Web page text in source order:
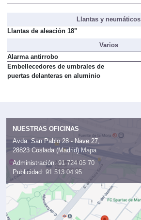
Llantas y neumáticos
Llantas de aleación 18"
Varios
Alarma antirrobo
Embellecedores de umbrales de
puertas delanteras en aluminio
NUESTRAS OFICINAS
Avda. San Pablo 28 - Nave 27,
28823 Coslada (Madrid) Mapa
Administración: 91 724 05 70
Publicidad: 91 513 04 95